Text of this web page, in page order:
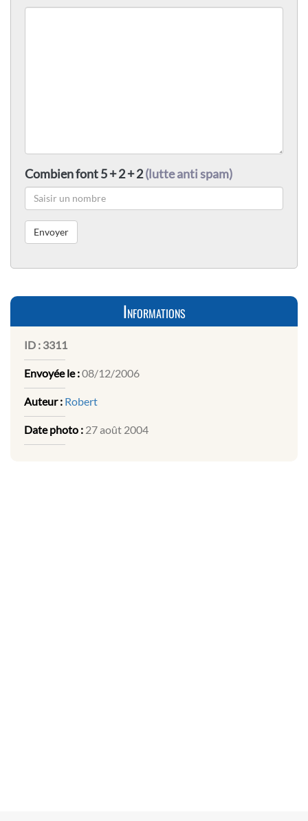
Combien font 5 + 2 + 2(lutte anti spam)
Informations
ID : 3311
Envoyée le :08/12/2006
Auteur : Robert
Date photo : 27 août 2004